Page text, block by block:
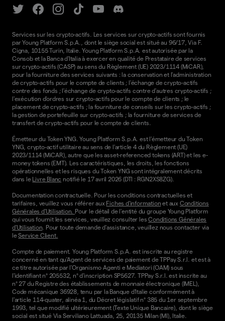
Services sur les crypto-actifs. Les services sur crypto-actifs sont fournis
par Young Platform S.p.A., dont le siège social est situé au 96/17, Via F.
Cigna, 10155 Turin, Italie. Young Platform S.p.A. est autorisée par la
Consob et la Banca d'Italia à exercer en qualité de Prestataire de services
sur crypto-actifs (CASP) au sens du Règlement (UE) 2023/1114 (MiCAR),
pour la fourniture des services suivants : la conservation et l'administration
de crypto-actifs pour le compte de clients ; l'échange de crypto-actifs
contre des fonds ; l'échange de crypto-actifs contre d'autres crypto-actifs ;
l'exécution d'ordres sur crypto-actifs pour le compte de clients ; le
placement de crypto-actifs ; la fourniture de conseils sur les crypto-actifs ;
la gestion de portefeuille sur crypto-actifs ; la fourniture de services de
transfert de crypto-actifs pour le compte de clients.
Émetteur du Token YNG. Young Platform S.p.A. est l'émetteur du Token
YNG, crypto-actif utilitaire au sens de l'article 4 du Règlement (UE)
2023/1114 (MiCAR), autre que les asset-referenced tokens (ART) et les e-
money tokens (EMT). Les caractéristiques, les droits, les fonctions
opérationnelles et les risques du Token YNG sont intégralement décrits
dans le Livre Blanc notifié le 17 avril 2026 (DTI : RGN2XS8ZG).
Documentation contractuelle. Pour les conditions contractuelles et
tarifaires, veuillez vous référer aux Fiches d'information et aux Conditions
Générales d'Utilisation. Pour le détail de l'entité du groupe Young Platform
qui vous fournit les services, veuillez consulter lesConditions Générales
d'Utilisation. Pour toute demande d'assistance, veuillez nous contacter via
leService Client.
Compte de paiement. Young Platform S.p.A. est inscrite au registre
concerné en tant qu'Agent de services de paiement de TPPay S.r.l. et est à
ce titre autorisée par l'Organismo Agenti e Mediatori (OAM) sous
l'identifiant n° 205532, n° d'inscription SP5627. TPPay S.r.l. est inscrite au
n° 27 du Registre des établissements de monnaie électronique (IMEL),
Code mécanique 36928, tenu par la Banque d'Italie conformément à
l'article 114-quater, alinéa 1, du Décret législatif n° 385 du 1er septembre
1993, tel que modifié ultérieurement (Texte Unique Bancaire), dont le siège
social est situé Via Serviliano Lattuada, 25, 20135 Milan (MI), Italie.